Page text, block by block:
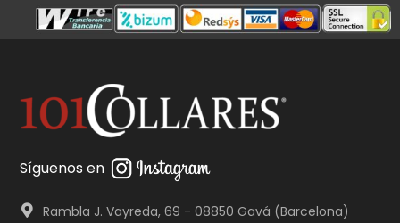
Síguenos en
Rambla J. Vayreda, 69 - 08850 Gavá (Barcelona)